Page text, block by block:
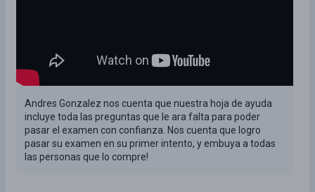
Andres Gonzalez nos cuenta que nuestra hoja de ayuda
incluye toda las preguntas que le ara falta para poder
pasar el examen con confianza. Nos cuenta que logro
pasar su examen en su primer intento, y embuya a todas
las personas que lo compre!